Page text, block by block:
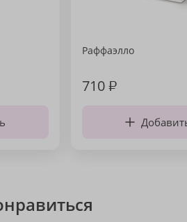
Раффаэлло
710₽